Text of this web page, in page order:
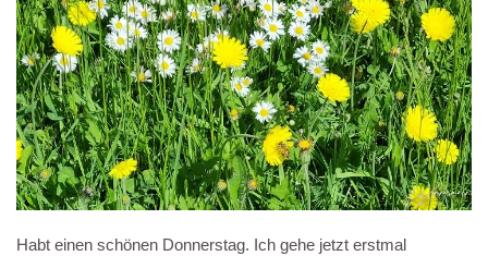
Habt einen schönen Donnerstag. Ich gehe jetzt erstmal